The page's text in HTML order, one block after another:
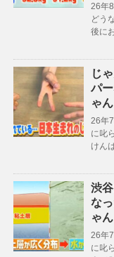
26年
どう
後に
じ
パ
ゃん
26年
に叱
けん
渋
な
ゃん
26年
に叱